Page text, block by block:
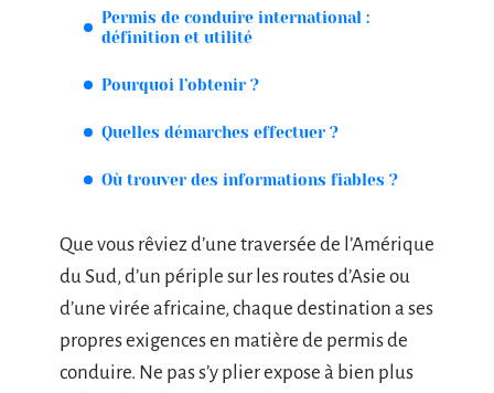
Permis de conduire international :
définition et utilité
Pourquoi l’obtenir ?
Quelles démarches effectuer ?
Où trouver des informations fiables ?
Que vous rêviez d’une traversée de l’Amérique
du Sud, d’un périple sur les routes d’Asie ou
d’une virée africaine, chaque destination a ses
propres exigences en matière de permis de
conduire. Ne pas s’y plier expose à bien plus